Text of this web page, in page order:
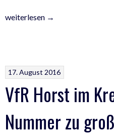
„Zweite
Kollmar“
weiterlesen →
17. August 2016
VfR Horst im
Nummer zu groß